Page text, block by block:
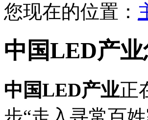
您现在的位置：
中国LED产
中国LED产业正